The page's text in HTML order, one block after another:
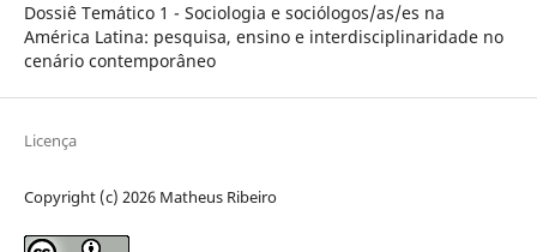
Dossiê Temático 1 - Sociologia e sociólogos/as/es na
América Latina: pesquisa, ensino e interdisciplinaridade no
cenário contemporâneo
Licença
Copyright (c) 2026 Matheus Ribeiro